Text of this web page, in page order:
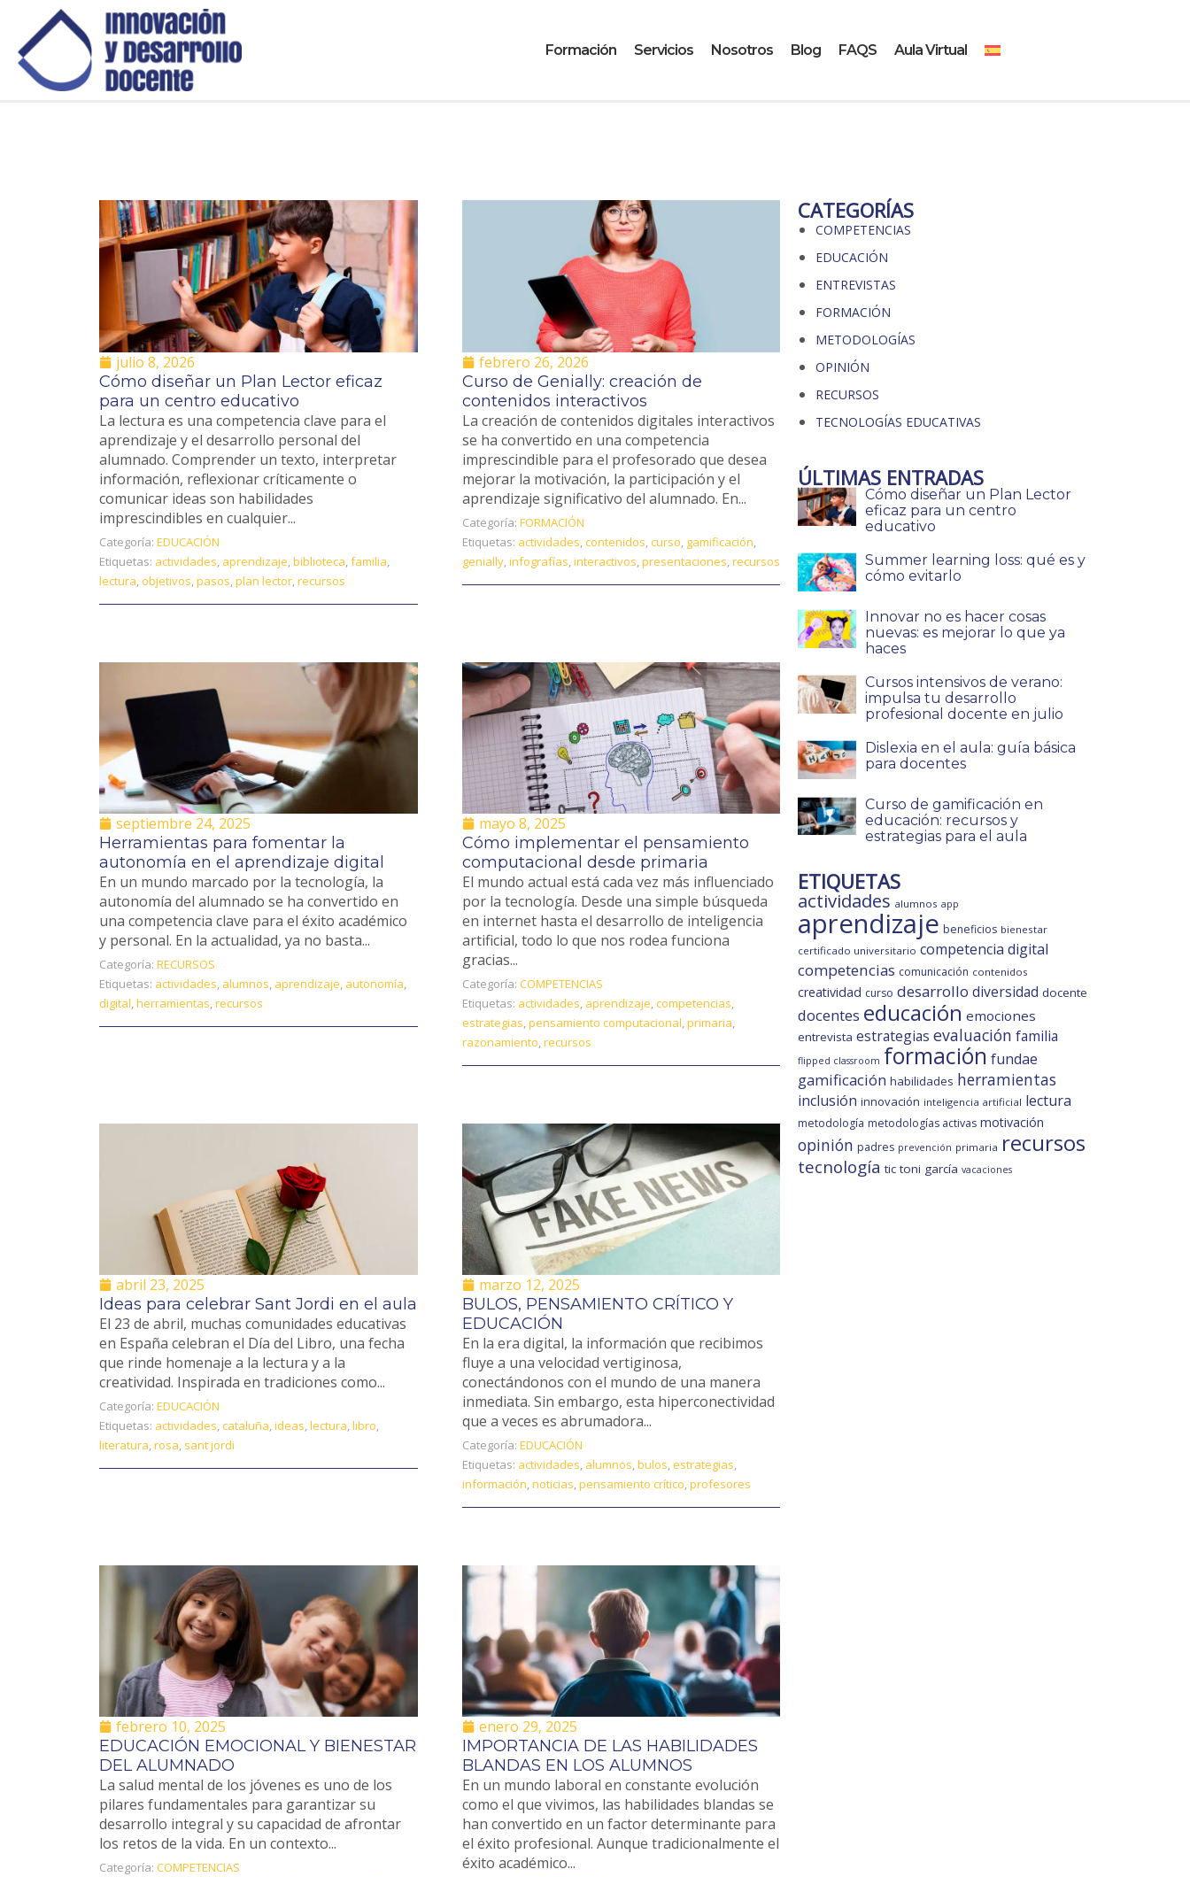
Formación Servicios Nosotros Blog FAQS Aula Virtual
julio 8, 2026
Cómo diseñar un Plan Lector eficaz
para un centro educativo
La lectura es una competencia clave para el
aprendizaje y el desarrollo personal del
alumnado. Comprender un texto, interpretar
información, reflexionar críticamente o
comunicar ideas son habilidades
imprescindibles en cualquier...
Categoría: EDUCACIÓN
Etiquetas: actividades, aprendizaje,biblioteca,familia,
lectura, objetivos,pasos,plan lector,recursos
febrero 26, 2026
Curso de Genially: creación de
contenidos interactivos
La creación de contenidos digitales interactivos
se ha convertido en una competencia
imprescindible para el profesorado que desea
mejorar la motivación, la participación y el
aprendizaje significativo del alumnado. En...
Categoría: FORMACIÓN
Etiquetas: actividades,contenidos,curso, gamificación,
genially,infografías,interactivos,presentaciones,recursos
septiembre 24, 2025
Herramientas para fomentar la
autonomía en el aprendizaje digital
En un mundo marcado por la tecnología, la
autonomía del alumnado se ha convertido en
una competencia clave para el éxito académico
y personal. En la actualidad, ya no basta...
Categoría: RECURSOS
Etiquetas: actividades, alumnos, aprendizaje, autonomía,
digital,herramientas,recursos
mayo 8, 2025
Cómo implementar el pensamiento
computacional desde primaria
El mundo actual está cada vez más influenciado
por la tecnología. Desde una simple búsqueda
en internet hasta el desarrollo de inteligencia
artificial, todo lo que nos rodea funciona
gracias...
Categoría: COMPETENCIAS
Etiquetas: actividades, aprendizaje,competencias,
estrategias,pensamiento computacional,primaria,
razonamiento,recursos
abril 23, 2025
Ideas para celebrar Sant Jordi en el aula
El 23 de abril, muchas comunidades educativas
en España celebran el Día del Libro, una fecha
que rinde homenaje a la lectura y a la
creatividad. Inspirada en tradiciones como...
Categoría: EDUCACIÓN
Etiquetas: actividades,cataluña,ideas,lectura,libro,
literatura,rosa, sant jordi
marzo 12, 2025
BULOS, PENSAMIENTO CRÍTICO Y
EDUCACIÓN
En la era digital, la información que recibimos
fluye a una velocidad vertiginosa,
conectándonos con el mundo de una manera
inmediata. Sin embargo, esta hiperconectividad
que a veces es abrumadora...
Categoría: EDUCACIÓN
Etiquetas: actividades, alumnos,bulos,estrategias,
información,noticias,pensamiento crítico,profesores
febrero 10, 2025
EDUCACIÓN EMOCIONAL Y BIENESTAR
DEL ALUMNADO
La salud mental de los jóvenes es uno de los
pilares fundamentales para garantizar su
desarrollo integral y su capacidad de afrontar
los retos de la vida. En un contexto...
Categoría: COMPETENCIAS
enero 29, 2025
IMPORTANCIA DE LAS HABILIDADES
BLANDAS EN LOS ALUMNOS
En un mundo laboral en constante evolución
como el que vivimos, las habilidades blandas se
han convertido en un factor determinante para
el éxito profesional. Aunque tradicionalmente el
éxito académico...
CATEGORÍAS
COMPETENCIAS
EDUCACIÓN
ENTREVISTAS
FORMACIÓN
METODOLOGÍAS
OPINIÓN
RECURSOS
TECNOLOGÍAS EDUCATIVAS
ÚLTIMAS ENTRADAS
Cómo diseñar un Plan Lector
eficaz para un centro
educativo
Summer learning loss: qué es y
cómo evitarlo
Innovar no es hacer cosas
nuevas: es mejorar lo que ya
haces
Cursos intensivos de verano:
impulsa tu desarrollo
profesional docente en julio
Dislexia en el aula: guía básica
para docentes
Curso de gamificación en
educación: recursos y
estrategias para el aula
ETIQUETAS
actividades alumnos app
aprendizaje beneficios bienestar
certificado universitario competencia digital
competencias comunicación contenidos
creatividad curso desarrollo diversidad docente
docentes educación emociones
entrevista estrategias evaluación familia
flipped classroom formación fundae
gamificación habilidades herramientas
inclusión innovación inteligencia artificial lectura
metodología metodologías activas motivación
opinión padres prevención primaria recursos
tecnología tic toni garcía vacaciones